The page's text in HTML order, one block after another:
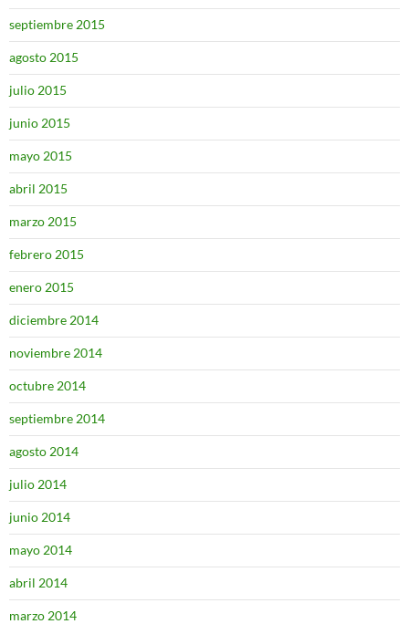
septiembre 2015
agosto 2015
julio 2015
junio 2015
mayo 2015
abril 2015
marzo 2015
febrero 2015
enero 2015
diciembre 2014
noviembre 2014
octubre 2014
septiembre 2014
agosto 2014
julio 2014
junio 2014
mayo 2014
abril 2014
marzo 2014